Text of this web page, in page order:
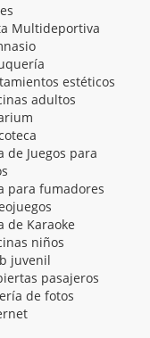
Multideportiva
estéticos
adultos
de Juegos para
para fumadores
de Karaoke
niños
juvenil
pasajeros
de fotos